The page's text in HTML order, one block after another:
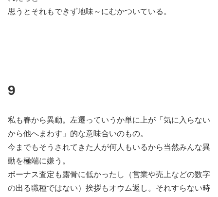
思うとそれもできず地味～にむかついている。
9
私も春から異動。左遷っていうか単に上が「気に入らない
から他へまわす」的な意味合いのもの。
今までもそうされてきた人が何人もいるから当然みんな異
動を極端に嫌う。
ボーナス査定も露骨に低かったし（営業や売上などの数字
の出る職種ではない）挨拶もオウム返し。それすらない時